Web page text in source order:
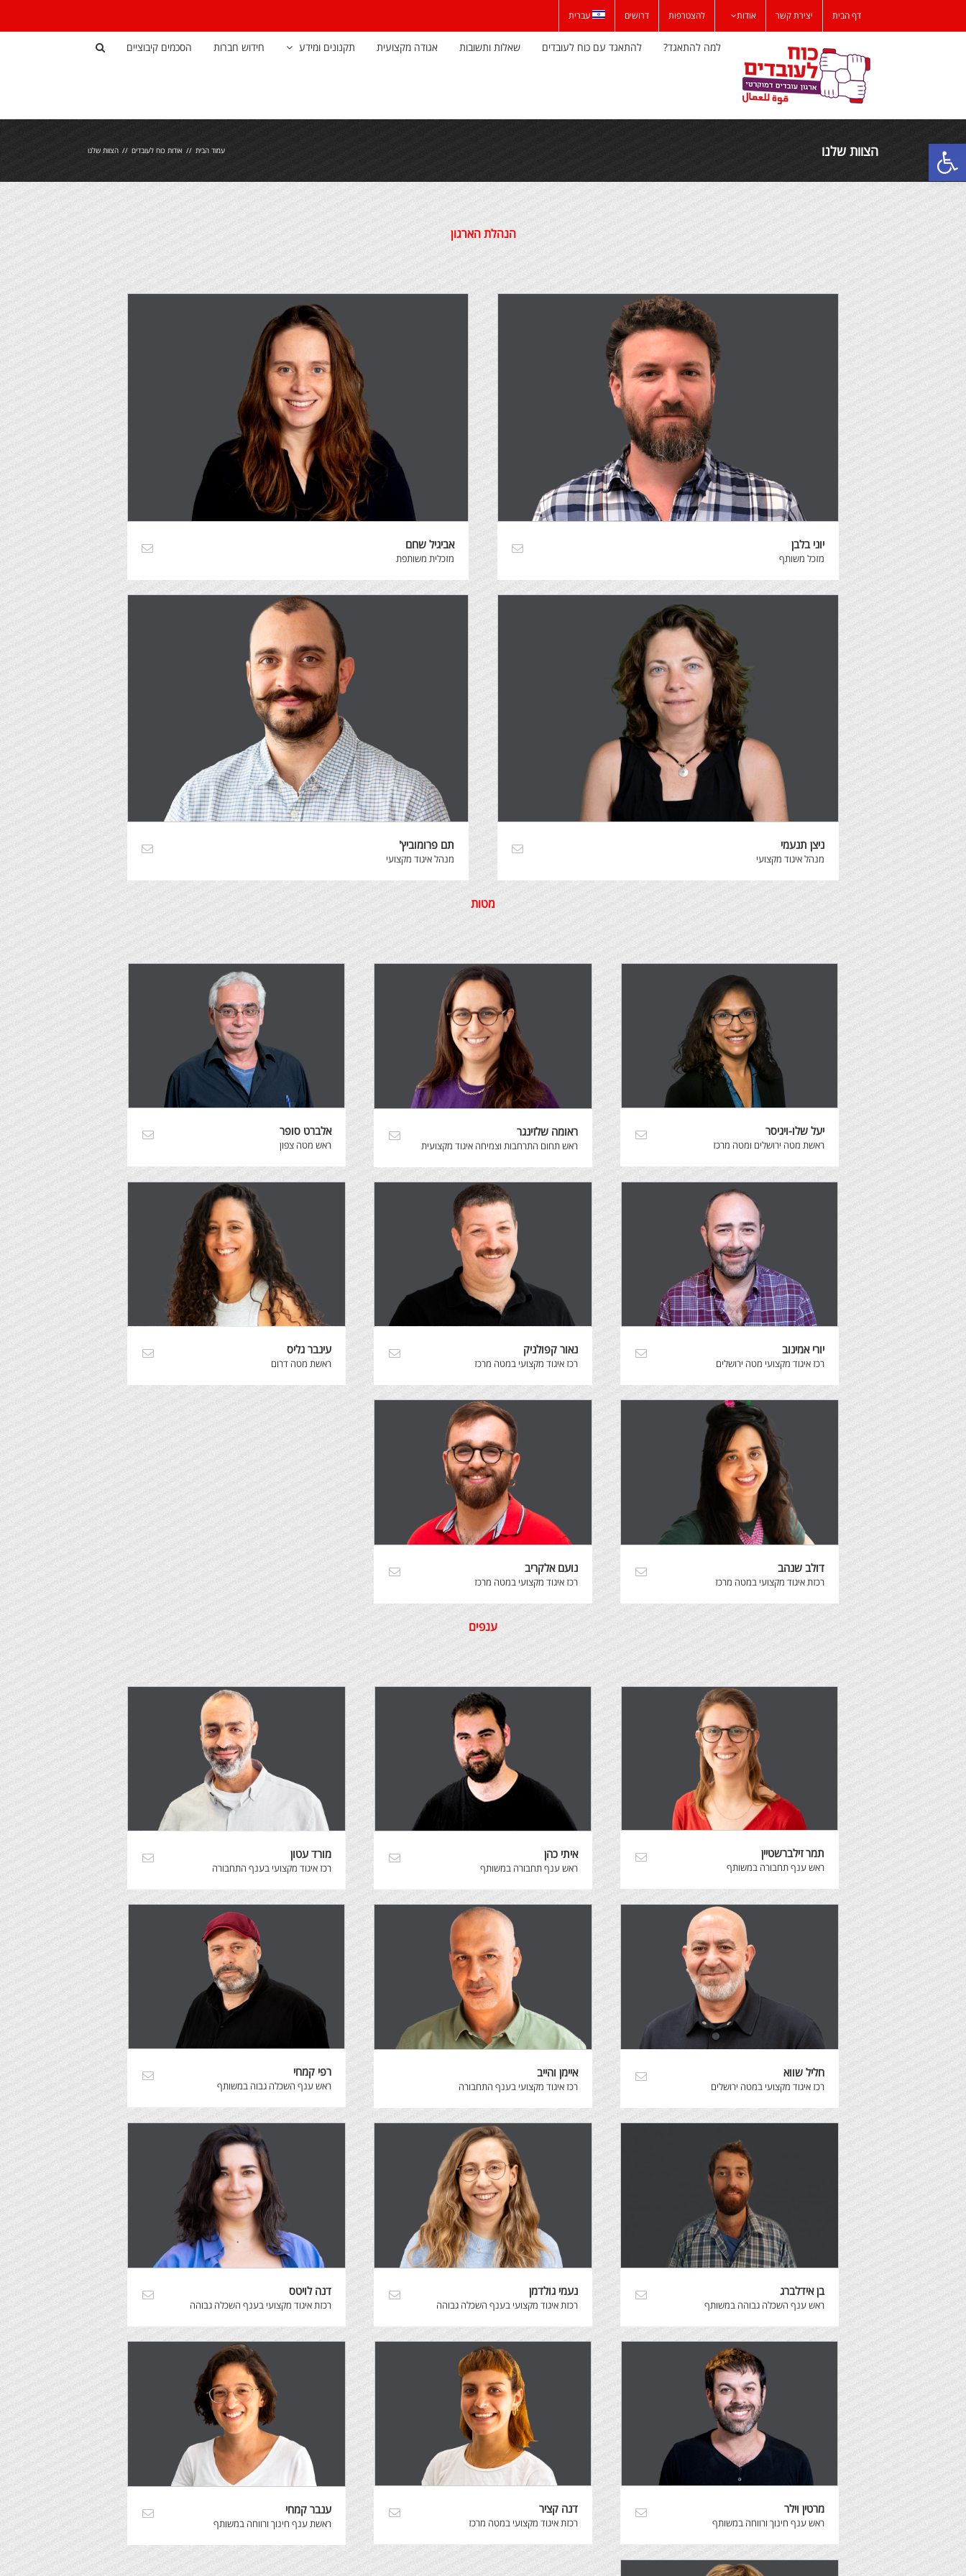
פתח סרגל נגישות
דף הבית יצירת קשר אודות להצטרפות דרושים עברית
למה להתאגד? להתאגד עם כוח לעובדים שאלות ותשובות אגודה מקצועית תקנונים ומידע חידוש חברות הסכמים קיבוציים
הצוות שלנו עמוד הבית אודות כוח לעובדים הצוות שלנו
הנהלת הארגון
יוני בלבן
מזכל משותף
אביגיל שחם
מזכלית משותפת
ניצן תנעמי
מנהל איגוד מקצועי
תם פרומוביץ'
מנהל איגוד מקצועי
מטות
יעל שלו-ויגיסר
ראשת מטה ירושלים ומטה מרכז
ראומה שלזינגר
ראש תחום התרחבות וצמיחה איגוד מקצועית
אלברט סופר
ראש מטה צפון
יורי אמינוב
רכז איגוד מקצועי מטה ירושלים
נאור קפולניק
רכז איגוד מקצועי במטה מרכז
עינבר גליס
ראשת מטה דרום
דולב שנהב
רכזת איגוד מקצועי במטה מרכז
נועם אלקריב
רכז איגוד מקצועי במטה מרכז
ענפים
תמר זילברשטיין
ראש ענף תחבורה במשותף
איתי כהן
ראש ענף תחבורה במשותף
מורד עטון
רכז איגוד מקצועי בענף התחבורה
חליל שווא
רכז איגוד מקצועי במטה ירושלים
איימן והייב
רכז איגוד מקצועי בענף התחבורה
רפי קמחי
ראש ענף השכלה גבוה במשותף
בן אידלברג
ראש ענף השכלה גבוהה במשותף
נעמי גולדמן
רכזת איגוד מקצועי בענף השכלה גבוהה
דנה לויטס
רכזת איגוד מקצועי בענף השכלה גבוהה
מרטין וילר
ראש ענף חינוך ורווחה במשותף
דנה קציר
רכזת איגוד מקצועי במטה מרכז
ענבר קמחי
ראשת ענף חינוך ורווחה במשותף